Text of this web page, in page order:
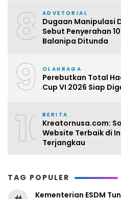
8 ADVETORIAL
Dugaan Manipulasi
Sebut Penyerahan
Balanipa Ditunda
9 OLAHRAGA
Perebutkan Total
Cup VI 2026 Siap
10BERITA
Kreatornusa.com:
Website Terbaik di
Terjangkau
TAG POPULER
Kementerian ESDM